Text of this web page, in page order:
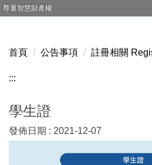
尊重智慧財產權
首頁 公告事項 註冊相關
:::
學生證
發佈日期 : 2021-12-07